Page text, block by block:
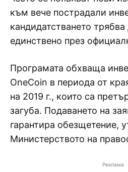
към вече пострадали
кандидатстването
единствено през
Програмата обхваща
OneCoin в периода от
на 2019 г., които са
загуба. Подаването на
гарантира обезщетение,
Министерството на
Реклама